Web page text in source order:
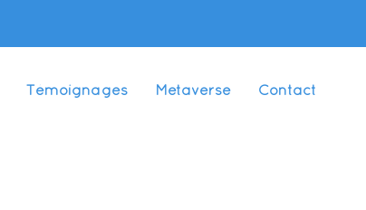
Témoignages Metaverse Contact